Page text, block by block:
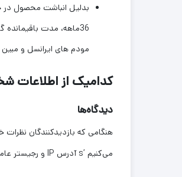
مودم های ایرانسل و
کدامیک از اطلاعات
دیدگاه‌ها
هنگامی که بازدیدکنندگان
می‌کنیم ’s آدرس IP و رجیستر عامل کاربر مرورگر برای کمک به تشخیص هرزنامه.